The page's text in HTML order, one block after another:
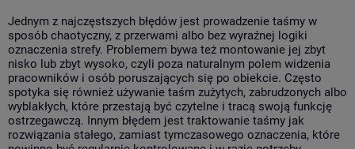
Jednym z najczęstszych błędów jest prowadzenie taśmy w
sposób chaotyczny, z przerwami albo bez wyraźnej logiki
oznaczenia strefy. Problemem bywa też montowanie jej zbyt
nisko lub zbyt wysoko, czyli poza naturalnym polem widzenia
pracowników i osób poruszających się po obiekcie. Często
spotyka się również używanie taśm zużytych, zabrudzonych albo
wyblakłych, które przestają być czytelne i tracą swoją funkcję
ostrzegawczą. Innym błędem jest traktowanie taśmy jak
rozwiązania stałego, zamiast tymczasowego oznaczenia, które